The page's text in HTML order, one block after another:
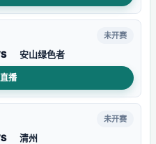
安山绿色者
未开赛
播
清州
未开赛